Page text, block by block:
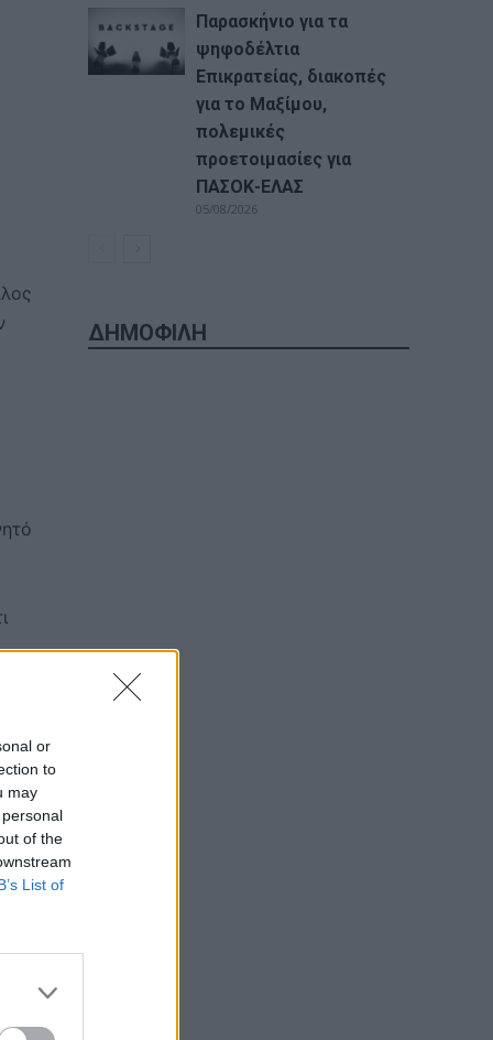
or
to
may
of the
List of
Παρασκήνιο για τα
ψηφοδέλτια
Επικρατείας, διακοπές
για το Μαξίμου,
πολεμικές
προετοιμασίες για
ΠΑΣΟΚ-ΕΛΑΣ
05/08/2026
ΔΗΜΟΦΙΛΗ